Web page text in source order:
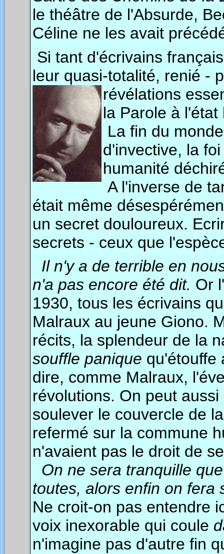
le théâtre de l'Absurde,
Céline ne les avait
Si tant d'écrivains
leur quasi-totalité, renié -
révélations
la Parole à
La fin du
d'invective, la
humanité
A l'inverse de
était même
un secret douloureux.
secrets - ceux que
Il n'y a de terrible en
n'a pas encore été dit. Or
1930, tous les écrivains
Malraux au jeune Giono.
récits, la splendeur de la
souffle panique qu'étouffe
dire, comme Malraux,
révolutions. On peut
soulever le couvercle de
refermé sur la commune
n'avaient pas le droit de
On ne sera tranquille
toutes, alors enfin on fera
Ne croit-on pas entendre
voix inexorable qui coule
n'imagine pas d'autre fin